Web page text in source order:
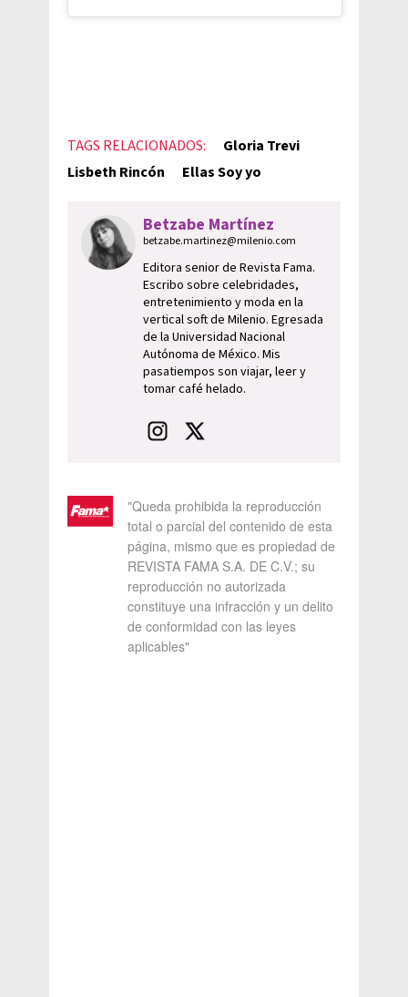
TAGS RELACIONADOS:
Gloria Trevi
Lisbeth Rincón
Ellas Soy yo
Betzabe Martínez
betzabe.martinez@milenio.com
Editora senior de Revista Fama.
Escribo sobre celebridades,
entretenimiento y moda en la
vertical soft de Milenio. Egresada
de la Universidad Nacional
Autónoma de México. Mis
pasatiempos son viajar, leer y
tomar café helado.
"Queda prohibida la reproducción
total o parcial del contenido de esta
página, mismo que es propiedad de
REVISTA FAMA S.A. DE C.V.; su
reproducción no autorizada
constituye una infracción y un delito
de conformidad con las leyes
aplicables"